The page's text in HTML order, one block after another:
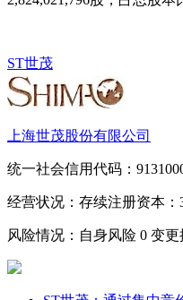
ST世茂
上海世茂股份有限公司
统一社会信用代码：
经营状况：存续注册资本：
风险情况：自身风险 0 变更